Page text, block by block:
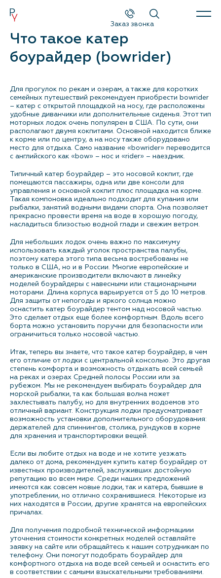
Заказ звонка
Каталог
Поиск
Новые катера и яхты
Б/у катера и яхты
Спецпредложения
Новости и события
О компании
Что такое катер
боурайдер (bowrider)
Для прогулок по рекам и озерам, а также для коротких
семейных путешествий рекомендуем приобрести bowrider
– катер с открытой площадкой на носу, где расположены
удобные диванчики или дополнительные сиденья. Этот тип
моторных лодок очень популярен в США. По сути, они
располагают двумя кокпитами. Основной находится ближе
к корме или по центру, а на носу также оборудовано
место для отдыха. Само название «bowrider» переводится
с английского как «bow» – нос и «rider» – наездник.
Типичный катер боурайдер – это носовой кокпит, где
помещаются пассажиры, одна или две консоли для
управления и основной кокпит плюс площадка на корме.
Такая компоновка идеально подходит для купания или
рыбалки, занятий водными видами спорта. Она позволяет
прекрасно провести время на воде в хорошую погоду,
насладиться близостью водной глади и свежим ветром.
Для небольших лодок очень важно по максимуму
использовать каждый уголок пространства палубы,
поэтому катера этого типа весьма востребованы не
только в США, но и в России. Многие европейские и
американские производители включают в линейку
моделей боурайдеры с навесными или стационарными
моторами. Длина корпуса варьируется от 5 до 10 метров.
Для защиты от непогоды и яркого солнца можно
оснастить катер боурайдер тентом над носовой частью.
Это сделает отдых еще более комфортным. Вдоль всего
борта можно установить поручни для безопасности или
ограничиться только носовой частью.
Итак, теперь вы знаете, что такое катер боурайдер, в чем
его отличие от лодки с центральной консолью. Это другая
степень комфорта и возможность отдыхать всей семьей
на реках и озерах Средней полосы России или за
рубежом. Мы не рекомендуем выбирать боурайдер для
морской рыбалки, та как большая волна может
захлестывать палубу, но для внутренних водоемов это
отличный вариант. Конструкция лодки предусматривает
возможность установки дополнительного оборудования:
держателей для спиннингов, столика, рундуков в корме
для хранения и транспортировки вещей.
Если вы любите отдых на воде и не хотите уезжать
далеко от дома, рекомендуем купить катер боурайдер от
известных производителей, заслуживших достойную
репутацию во всем мире. Среди наших предложений
имеются как совсем новые лодки, так и катера, бывшие в
употреблении, но отлично сохранившиеся. Некоторые из
них находятся в России, другие хранятся на европейских
причалах.
Для получения подробной технической информациии
уточнения стоимости конкретных моделей оставляйте
заявку на сайте или обращайтесь к нашим сотрудникам по
телефону. Они помогут подобрать боурайдер для
комфортного отдыха на воде всей семьей и оснастить его
в соответствии с самыми взыскательными требованиями.